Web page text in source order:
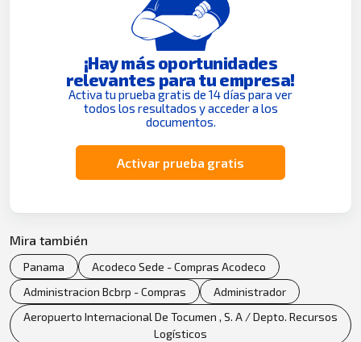
¡Hay más oportunidades
relevantes para tu empresa!
Activa tu prueba gratis de 14 días para ver
todos los resultados y acceder a los
documentos.
Activar prueba gratis
Mira también
Panama
Acodeco Sede - Compras Acodeco
Administracion Bcbrp - Compras
Administrador
Aeropuerto Internacional De Tocumen , S. A / Depto. Recursos
Logísticos